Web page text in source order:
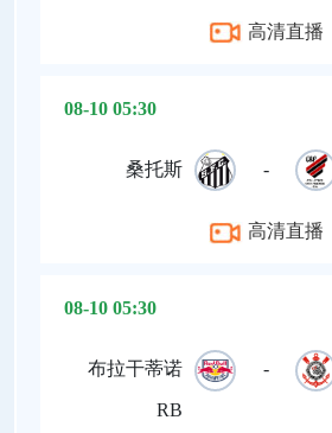
高清直播
08-10 05:30
桑托斯 -
高清直播
08-10 05:30
布拉干蒂诺
RB
-